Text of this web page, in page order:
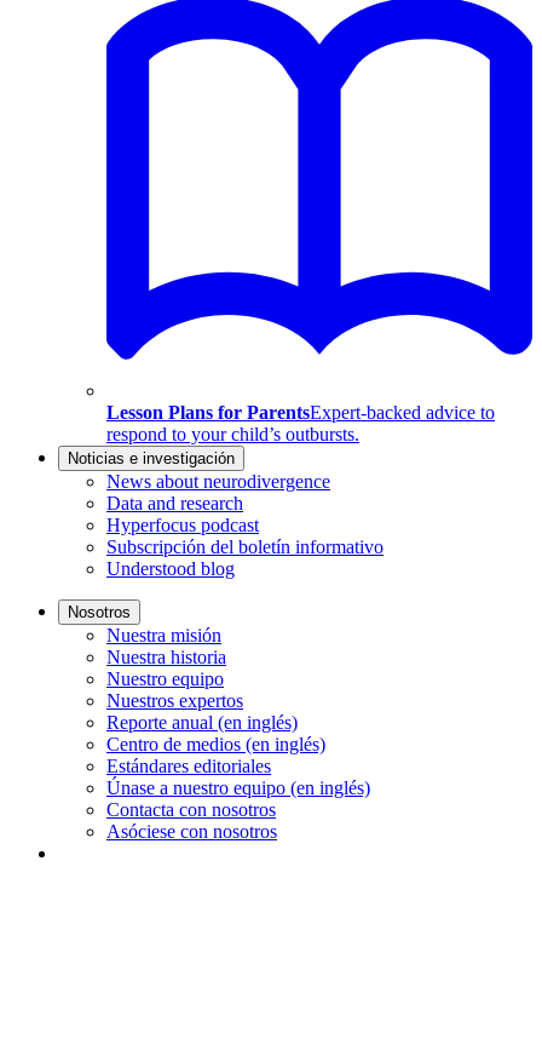
Lesson Plans for ParentsExpert-backed advice to
respond to your child’s outbursts.
Noticias e investigación
News about neurodivergence
Data and research
Hyperfocus podcast
Subscripción del boletín informativo
Understood blog
Nosotros
Nuestra misión
Nuestra historia
Nuestro equipo
Nuestros expertos
Reporte anual (en inglés)
Centro de medios (en inglés)
Estándares editoriales
Únase a nuestro equipo (en inglés)
Contacta con nosotros
Asóciese con nosotros